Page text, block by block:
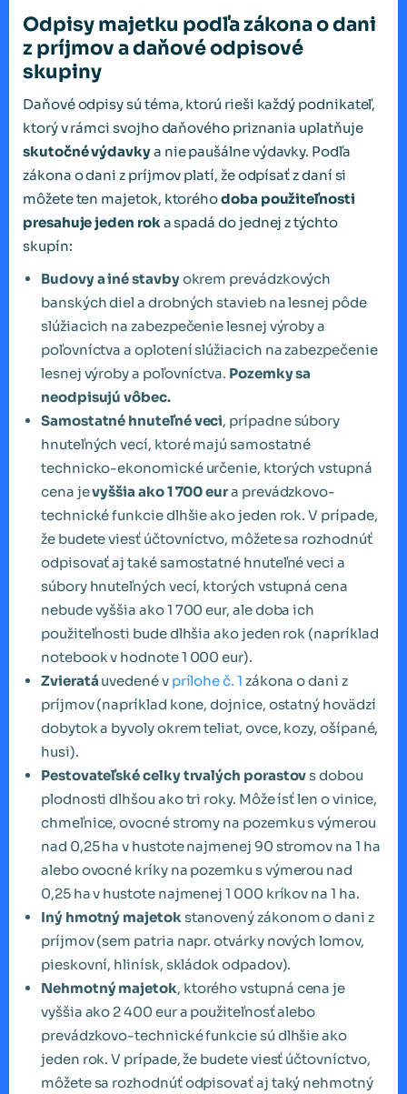
Odpisy majetku podľa zákona o dani
z príjmov a daňové odpisové
skupiny
Daňové odpisy sú téma, ktorú rieši každý podnikateľ,
ktorý v rámci svojho daňového priznania uplatňuje
skutočné výdavkya nie paušálne výdavky. Podľa
zákona o dani z príjmov platí, že odpísať z daní si
môžete ten majetok, ktoréhodoba použiteľnosti
presahuje jeden roka spadá do jednej z týchto
skupín:
Budovy a iné stavbyokrem prevádzkových
banských diel a drobných stavieb na lesnej pôde
slúžiacich na zabezpečenie lesnej výroby a
poľovníctva a oplotení slúžiacich na zabezpečenie
lesnej výroby a poľovníctva. Pozemky sa
neodpisujú vôbec.
Samostatné hnuteľné veci, prípadne súbory
hnuteľných vecí, ktoré majú samostatné
technicko-ekonomické určenie, ktorých vstupná
cena jevyššia ako 1 700 eura prevádzkovo-
technické funkcie dlhšie ako jeden rok. V prípade,
že budete viesť účtovníctvo, môžete sa rozhodnúť
odpisovať aj také samostatné hnuteľné veci a
súbory hnuteľných vecí, ktorých vstupná cena
nebude vyššia ako 1 700 eur, ale doba ich
použiteľnosti bude dlhšia ako jeden rok (napríklad
notebook v hodnote 1 000 eur).
Zvieratá uvedené v prílohe č. 1 zákona o dani z
príjmov (napríklad kone, dojnice, ostatný hovädzí
dobytok a byvoly okrem teliat, ovce, kozy, ošípané,
husi).
Pestovateľské celky trvalých porastovs dobou
plodnosti dlhšou ako tri roky. Môže ísť len o vinice,
chmeľnice, ovocné stromy na pozemku s výmerou
nad 0,25 ha v hustote najmenej 90 stromov na 1 ha
alebo ovocné kríky na pozemku s výmerou nad
0,25 ha v hustote najmenej 1 000 kríkov na 1 ha.
Iný hmotný majetokstanovený zákonom o dani z
príjmov (sem patria napr. otvárky nových lomov,
pieskovní, hlinísk, skládok odpadov).
Nehmotný majetok, ktorého vstupná cena je
vyššia ako 2 400 eur a použiteľnosť alebo
prevádzkovo-technické funkcie sú dlhšie ako
jeden rok. V prípade, že budete viesť účtovníctvo,
môžete sa rozhodnúť odpisovať aj taký nehmotný